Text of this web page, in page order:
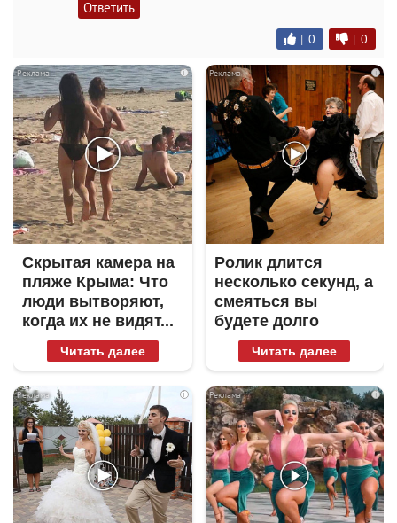
Ответить
| 0 | 0
i
Скрытая камера на
пляже Крыма: Что
люди вытворяют,
когда их не видят...
Читать далее
i
Ролик длится
несколько секунд, а
смеяться вы
будете долго
Читать далее
i i